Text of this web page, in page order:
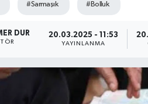
#Sarmaşık #Bolluk
DUR 20.03.2025 - 11:53
YAYINLANMA
ve Fikstür